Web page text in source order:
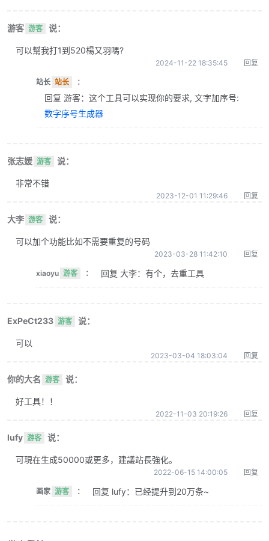
游客 游客 说：
可以幫我打1到520楊又羽嗎?
2024-11-22 18:35:45 回复
站长 站长 ：
回复 游客：这个工具可以实现你的要求, 文字加序号:
数字序号生成器
张志媛 游客 说：
非常不错
2023-12-01 11:29:46 回复
大李 游客 说：
可以加个功能比如不需要重复的号码
2023-03-28 11:42:10 回复
xiaoyu 游客 ： 回复 大李：有个，去重工具
ExPeCt233 游客 说：
可以
2023-03-04 18:03:04 回复
你的大名 游客 说：
好工具！！
2022-11-03 20:19:26 回复
lufy 游客 说：
可現在生成50000或更多，建議站長強化。
2022-06-15 14:00:05 回复
画家 游客 ： 回复 lufy：已经提升到20万条~